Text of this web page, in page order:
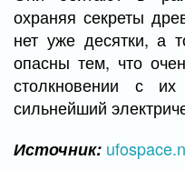
охраняя секреты
нет уже десятки, а
опасны тем, что
столкновении с
сильнейший
Источник: